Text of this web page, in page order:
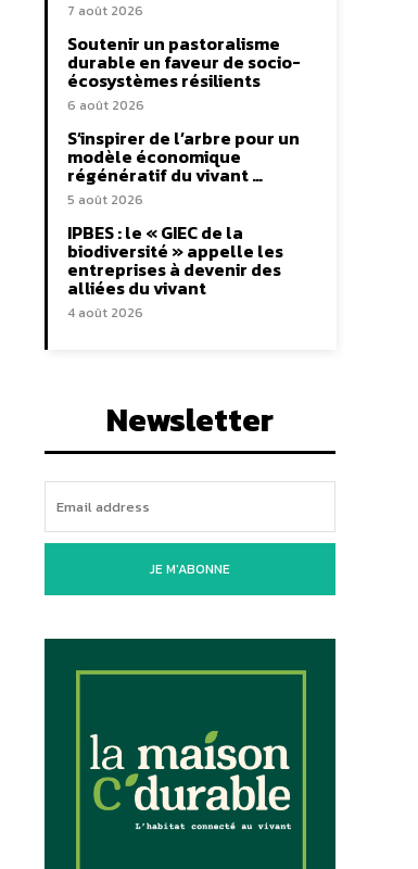
7 août 2026
Soutenir un pastoralisme
durable en faveur de socio-
écosystèmes résilients
6 août 2026
S’inspirer de l’arbre pour un
modèle économique
régénératif du vivant …
5 août 2026
IPBES : le « GIEC de la
biodiversité » appelle les
entreprises à devenir des
alliées du vivant
4 août 2026
Newsletter
JE M'ABONNE